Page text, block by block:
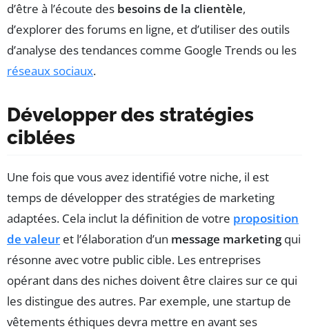
d’être à l’écoute des besoins de la clientèle,
d’explorer des forums en ligne, et d’utiliser des outils
d’analyse des tendances comme Google Trends ou les
réseaux sociaux.
Développer des stratégies
ciblées
Une fois que vous avez identifié votre niche, il est
temps de développer des stratégies de marketing
adaptées. Cela inclut la définition de votre proposition
de valeur et l’élaboration d’un message marketingqui
résonne avec votre public cible. Les entreprises
opérant dans des niches doivent être claires sur ce qui
les distingue des autres. Par exemple, une startup de
vêtements éthiques devra mettre en avant ses